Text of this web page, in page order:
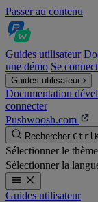
Passer au contenu
Guides utilisateur
une démo Se
Guides utilisateur
Documentation
connecter
Pushwoosh.com
Rechercher Ctrl
Sélectionner le thème
Sélectionner la
Guides utilisateur